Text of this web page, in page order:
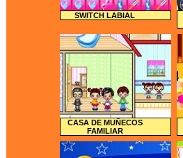
SWITCH LABIAL
CASA DE MUÑECOS
FAMILIAR